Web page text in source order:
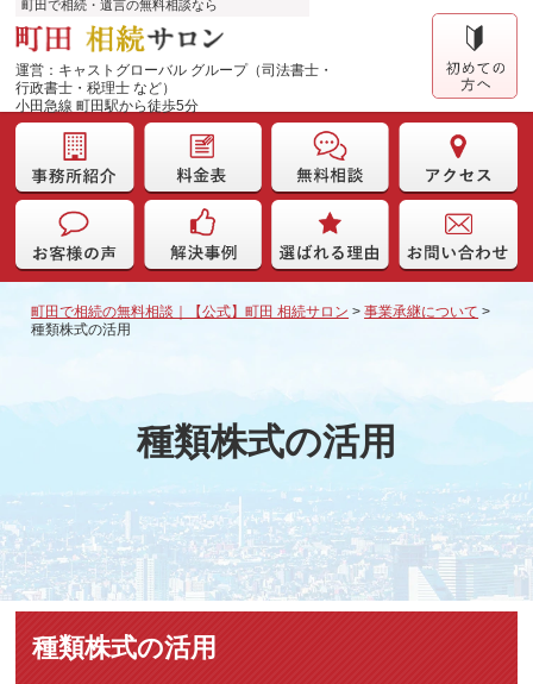
町田で相続・遺言の無料相談なら
運営：キャストグローバル グループ（司法書士・
行政書士・税理士 など）
小田急線 町田駅から徒歩5分
町田で相続の無料相談｜【公式】町田 相続サロン >事業承継について >
種類株式の活用
種類株式の活用
種類株式の活用